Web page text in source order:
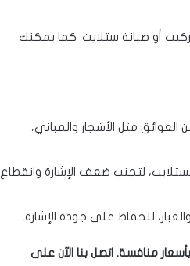
أي وقت لطلب خدمة تركيب أو صيانة ستلايت. كما يمكنك
مثل الأشجار والمباني،
لتجنب ضعف الإشارة وانقطاع
للحفاظ على جودة الإشارة.
منافسة. اتصل بنا الآن على